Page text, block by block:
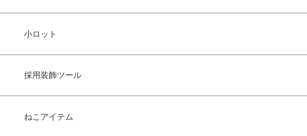
小ロット
採用装飾ツール
ねこアイテム